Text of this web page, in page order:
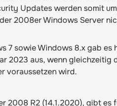
Updates werden somit
2008er Windows Server
7 sowie Windows 8.x gab es
2023 aus, wenn gleichzeitig
voraussetzen wird.
2008 R2 (14.1.2020), gibt es